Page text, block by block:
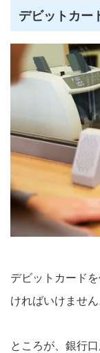
デビットカー
デビットカード
ければいけません
ところが、銀行